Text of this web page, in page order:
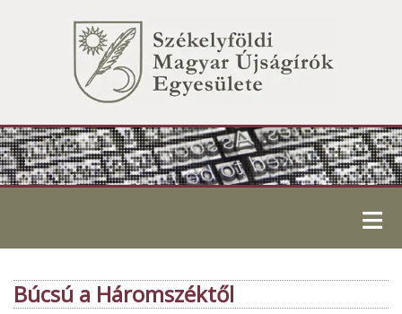
≡
Búcsú a Háromszéktől